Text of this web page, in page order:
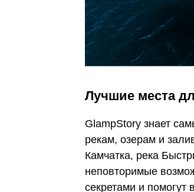
Лучшие места
GlampStory знает
рекам, озерам и
Камчатка, река
неповторимые
секретами и помогут